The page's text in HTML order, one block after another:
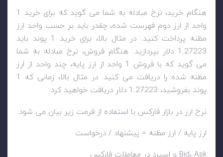
هنگام خرید، نرخ مبادله به شما می گوید که برای خرید 1
واحد از ارز دوم فهرست شده، چقدر باید بر حسب واحد ارز
مظنه پرداخت کنید. در مثال بالا، برای خرید 1 پوند باید
1.27223 دلار بپردازید. هنگام فروش، نرخ مبادله به شما
می گوید که با فروش 1 واحد از ارز پایه، چند واحد از ارز
مظنه شده را دریافت می کنید. در مثال بالا، زمانی که 1
پوند بفروشید، 1.27223 دلار دریافت خواهید کرد.
نرخ ارز در بازار فارکس با استفاده از فرمت زیر بیان می شود:
ارز پایه / ارز مظنه = پیشنهاد / درخواست
Bid، Ask و اسپرد در معاملات فارکس